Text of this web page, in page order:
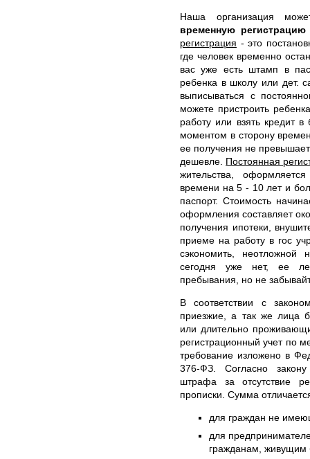
Наша организация
временную
регистрация - это
где человек временно
вас уже есть штамп в
ребенка в школу или дет.
выписываться с
можете пристроить
работу или взять кредит
моментом в сторону
ее получения не
дешевле. Постоянная
жительства,
времени на 5 - 10 лет и
паспорт. Стоимость
оформления составляет
получения ипотеки,
приеме на работу в гос
сэкономить, неотложной
сегодня уже нет, ее
пребывания, но не
В соответствии с
приезжие, а так же лица
или длительно
регистрационный учет по
требование изложено в
376-ФЗ. Согласно
штрафа за отсутствие
прописки. Сумма
для граждан не
для
гражданам, живущим